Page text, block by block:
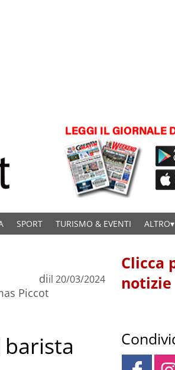
SPORT TURISMO & EVENTI ALTRO
di
Piccot
il 20/03/2024
barista
Clicca
notizie